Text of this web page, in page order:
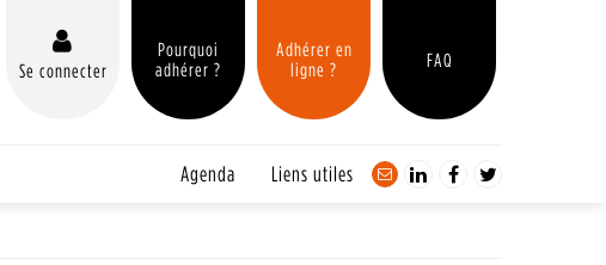
Se connecter
Pourquoi
adhérer ?
Adhérer en
ligne ?
FAQ
Agenda Liens utiles